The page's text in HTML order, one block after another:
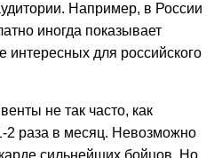
Например, в России
иногда показывает
интересных для российского
не так часто, как
2 раза в месяц. Невозможно
сильнейших бойцов. Но